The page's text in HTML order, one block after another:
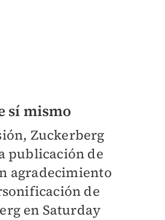
sí mismo
Zuckerberg
publicación de
agradecimiento
de
en Saturday